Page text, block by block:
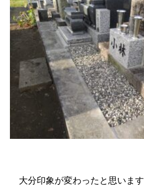
大分印象が変わったと思います